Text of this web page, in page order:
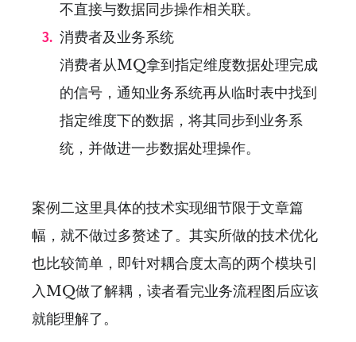
不直接与数据同步操作相关联。
消费者及业务系统
消费者从MQ拿到指定维度数据处理完成
的信号，通知业务系统再从临时表中找到
指定维度下的数据，将其同步到业务系
统，并做进一步数据处理操作。
案例二这里具体的技术实现细节限于文章篇
幅，就不做过多赘述了。其实所做的技术优化
也比较简单，即针对耦合度太高的两个模块引
入MQ做了解耦，读者看完业务流程图后应该
就能理解了。